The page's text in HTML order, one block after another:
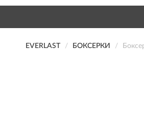
EVERLAST БОКСЕРКИ